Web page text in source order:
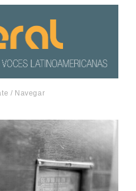
/ Navegar